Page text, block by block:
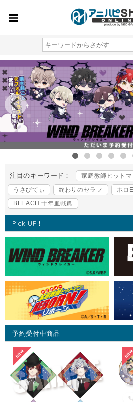
注目のキーワード：
家庭教師ヒット
うさびてぃ
終わりのセラフ
ホロ
BLEACH 千年血戦篇
Pick UP！
予約受付中商品